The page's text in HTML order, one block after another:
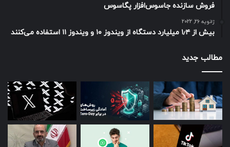
فروش سازنده جاسوس‌افزار پگاسوس
ژانویه 26, 2022
بیش از ۱٫۴ میلیارد دستگاه از ویندوز ۱۰ و ویندوز ۱۱ استفاده می‌کنند
مطالب جدید